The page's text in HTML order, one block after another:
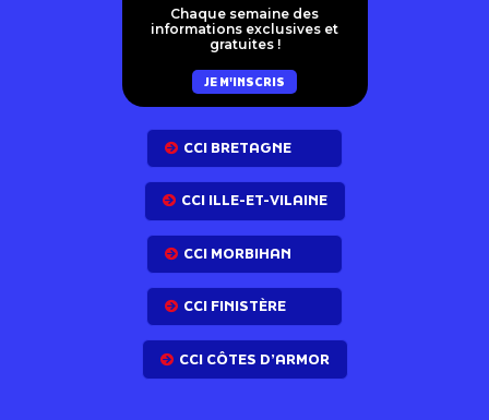
Chaque semaine des
informations exclusives et
gratuites !
JE M'INSCRIS
CCI BRETAGNE
CCI ILLE-ET-VILAINE
CCI MORBIHAN
CCI FINISTÈRE
CCI CÔTES D’ARMOR